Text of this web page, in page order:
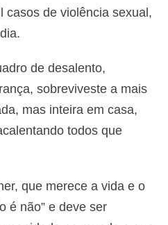
casos de violência sexual,
de desalento,
sobreviveste a mais
mas inteira em casa,
todos que
que merece a vida e o
é não” e deve ser